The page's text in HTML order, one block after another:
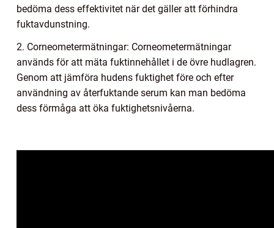
bedöma dess effektivitet när det gäller att förhindra
fuktavdunstning.
2. Corneometermätningar: Corneometermätningar
används för att mäta fuktinnehållet i de övre hudlagren.
Genom att jämföra hudens fuktighet före och efter
användning av återfuktande serum kan man bedöma
dess förmåga att öka fuktighetsnivåerna.